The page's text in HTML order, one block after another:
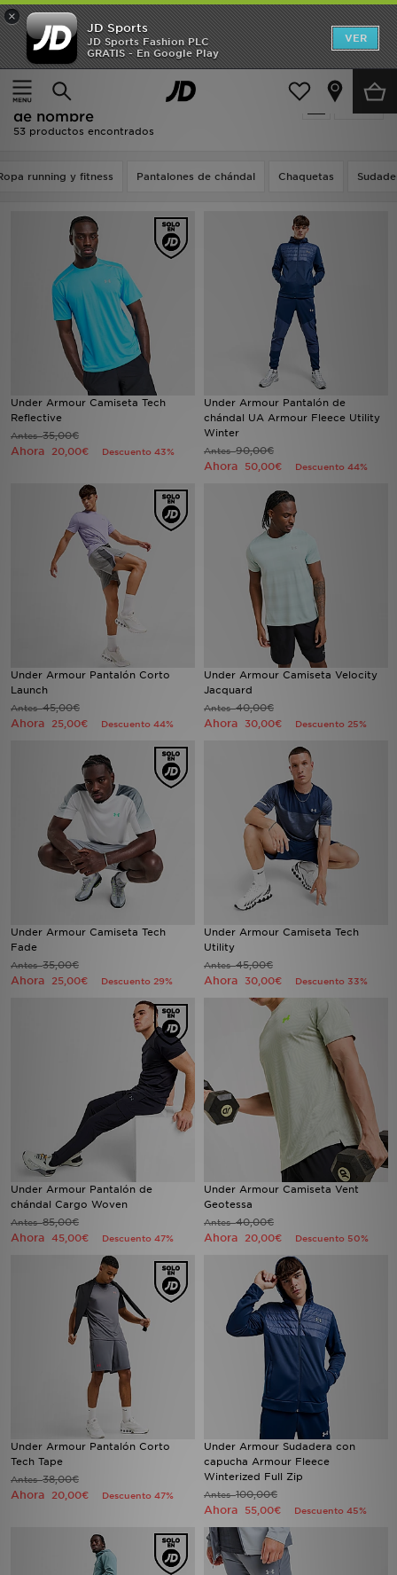
×
JD Sports
JD Sports Fashion PLC
GRATIS - En Google Play
VER
Página principal
Hombre Ropa de hombre
Oferta | Hombre - Under Armour Ropa
de hombre
53 productos encontrados
running y fitness Pantalones de chándal Chaquetas
Under Armour Camiseta Tech
Reflective
Antes35,00€
Ahora 20,00€ Descuento 43%
Under Armour Pantalón de
chándal UA Armour Fleece Utility
Winter
Antes90,00€
Ahora 50,00€ Descuento 44%
Under Armour Pantalón Corto
Launch
Antes45,00€
Ahora 25,00€ Descuento 44%
Under Armour Camiseta Velocity
Jacquard
Antes40,00€
Ahora 30,00€ Descuento 25%
Under Armour Camiseta Tech
Fade
Antes35,00€
Ahora 25,00€ Descuento 29%
Under Armour Camiseta Tech
Utility
Antes45,00€
Ahora 30,00€ Descuento 33%
Under Armour Pantalón de
chándal Cargo Woven
Antes85,00€
Ahora 45,00€ Descuento 47%
Under Armour Camiseta Vent
Geotessa
Antes40,00€
Ahora 20,00€ Descuento 50%
Under Armour Pantalón Corto
Tech Tape
Antes38,00€
Ahora 20,00€ Descuento 47%
Under Armour Sudadera con
capucha Armour Fleece
Winterized Full Zip
Antes100,00€
Ahora 55,00€ Descuento 45%
Hombre
Mujer
Niños
Ver Marcas
Deportes & Fitness
JD Fútbol
TARJETA REGALO
MI JD